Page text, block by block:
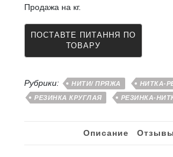
Продажa на кг.
Рубрики: НИТИ/ ПРЯЖА
НИТКА-
РЕЗИНКА КРУГЛАЯ
РЕЗИНКА-
Описание